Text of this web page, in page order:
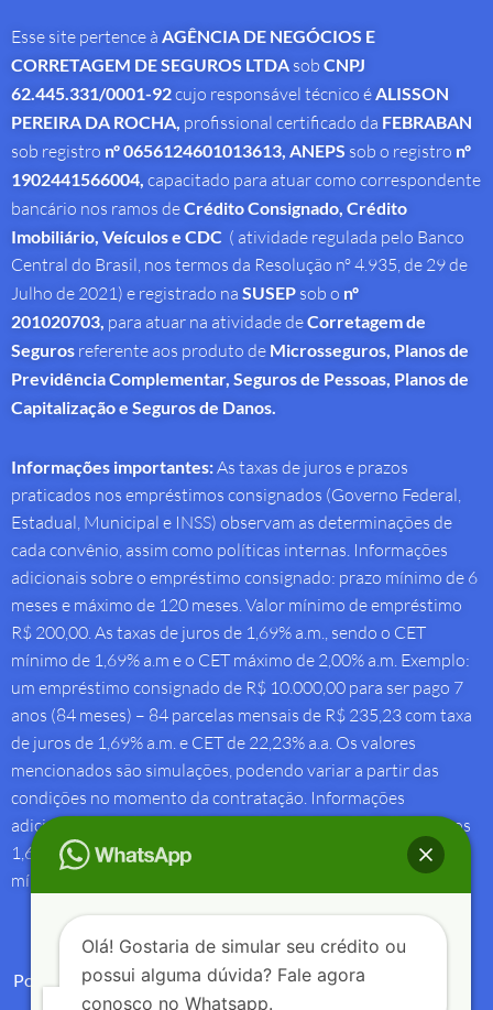
Esse site pertence à AGÊNCIA DE NEGÓCIOS E
CORRETAGEM DE SEGUROS LTDA sob CNPJ
62.445.331/0001-92cujo responsável técnico é ALISSON
PEREIRA DA ROCHA profissional certificado da FEBRABAN
sob registro nº 0656124601013613, ANEPS sob o registro nº
1902441566004, capacitado para atuar como correspondente
bancário nos ramos deCrédito Consignado, Crédito
Imobiliário, Veículos e CDC ( atividade regulada pelo Banco
Central do Brasil, nos termos da Resolução nº 4.935, de 29 de
Julho de 2021) e registrado na SUSEP sob o nº
201020703, para atuar na atividade deCorretagem de
Seguros referente aos produto de Microsseguros, Planos de
Previdência Complementar, Seguros de Pessoas, Planos de
Capitalização e Seguros de Danos.
Informações importantes:As taxas de juros e prazos
praticados nos empréstimos consignados (Governo Federal,
Estadual, Municipal e INSS) observam as determinações de
cada convênio, assim como políticas internas. Informações
adicionais sobre o empréstimo consignado: prazo mínimo de 6
meses e máximo de 120 meses. Valor mínimo de empréstimo
R$ 200,00. As taxas de juros de 1,69% a.m., sendo o CET
mínimo de 1,69% a.m e o CET máximo de 2,00% a.m. Exemplo:
um empréstimo consignado de R$ 10.000,00 para ser pago 7
anos (84 meses) – 84 parcelas mensais de R$ 235,23 com taxa
de juros de 1,69% a.m. e CET de 22,23% a.a. Os valores
mencionados são simulações, podendo variar a partir das
condições no momento da contratação. Informações
adicionais sobre antecipação saque-aniversário: Taxa de juros
1,69% a.m e Custo Efetivo Total máximo de 1,92% a.m. e
mínimo de 1,88% a.m.
Política de Privacidade
Olá! Gostaria de simular seu crédito ou
possui alguma dúvida? Fale agora
conosco no Whatsapp.